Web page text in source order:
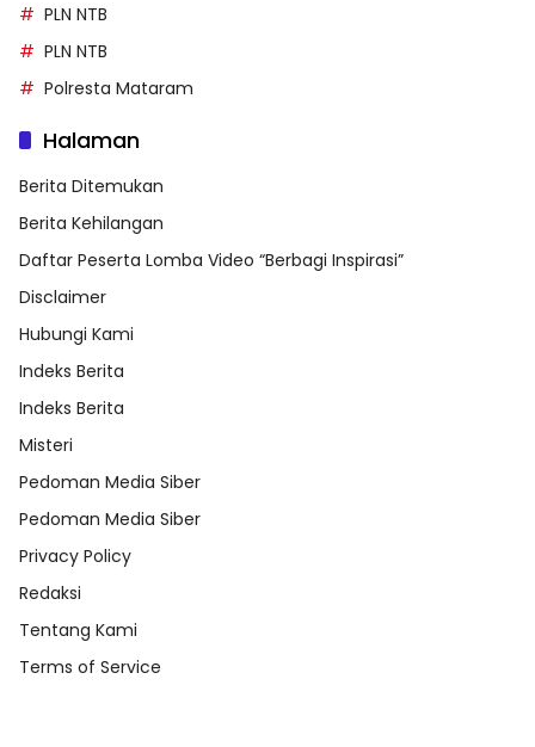
PLN NTB
PLN NTB
Polresta Mataram
Halaman
Berita Ditemukan
Berita Kehilangan
Daftar Peserta Lomba Video “Berbagi Inspirasi”
Disclaimer
Hubungi Kami
Indeks Berita
Indeks Berita
Misteri
Pedoman Media Siber
Pedoman Media Siber
Privacy Policy
Redaksi
Tentang Kami
Terms of Service